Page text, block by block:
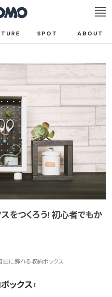
SPOT ABOUT
をつくろう! 初心者でもか
に飾れる収納ボックス
ックス』